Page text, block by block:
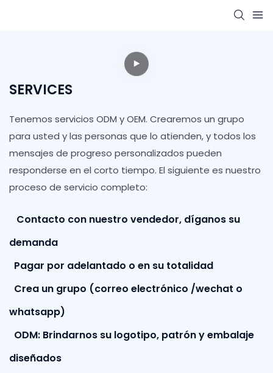
SERVICES
Tenemos servicios ODM y OEM. Crearemos un grupo
para usted y las personas que lo atienden, y todos los
mensajes de progreso personalizados pueden
responderse en el corto tiempo. El siguiente es nuestro
proceso de servicio completo:
Contacto con nuestro vendedor, díganos su
demanda
Pagar por adelantado o en su totalidad
Crea un grupo (correo electrónico /wechat o
whatsapp)
ODM: Brindarnos su logotipo, patrón y embalaje
diseñados